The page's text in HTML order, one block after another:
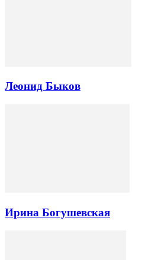
Леонид Быков
Ирина Богушевская